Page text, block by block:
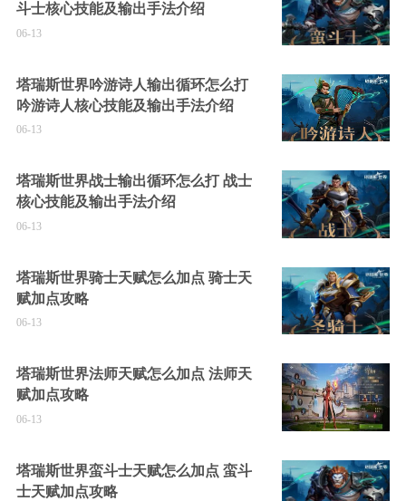
斗士核心技能及输出手法介绍
06-13
塔瑞斯世界吟游诗人输出循环怎么打
吟游诗人核心技能及输出手法介绍
06-13
塔瑞斯世界战士输出循环怎么打 战士
核心技能及输出手法介绍
06-13
塔瑞斯世界骑士天赋怎么加点 骑士天
赋加点攻略
06-13
塔瑞斯世界法师天赋怎么加点 法师天
赋加点攻略
06-13
塔瑞斯世界蛮斗士天赋怎么加点 蛮斗
士天赋加点攻略